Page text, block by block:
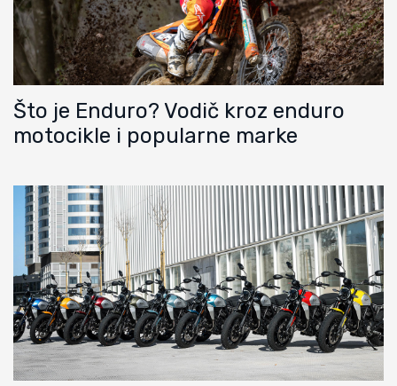
Što je Enduro? Vodič kroz enduro
motocikle i popularne marke